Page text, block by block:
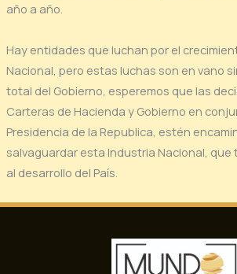
año a año.
Hay entidades que luchan por el
Nacional, pero estas luchas son en vano
total del Gobierno, esperemos que las
Carteras de Hacienda y Gobierno en
Presidencia de la Republica, estén
salvaguardar esta Industria Nacional,
al desarrollo del País.